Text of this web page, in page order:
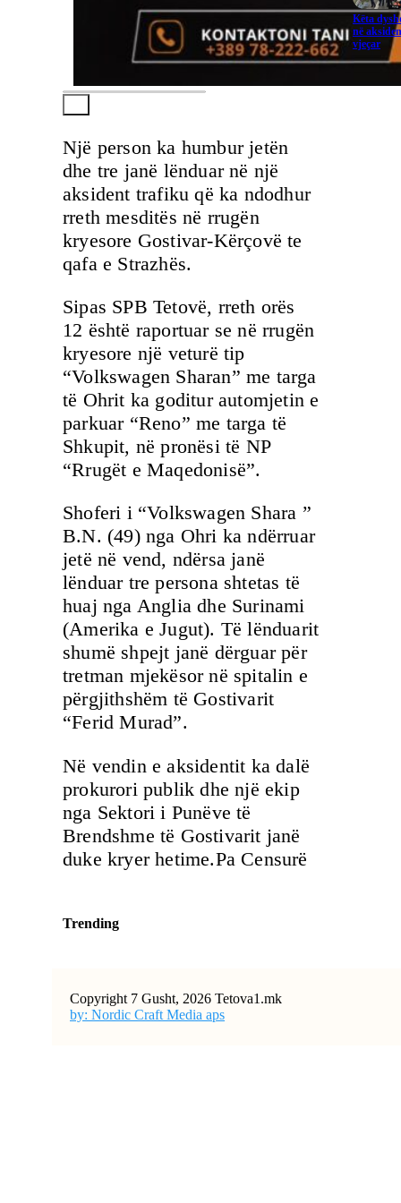
Një person ka humbur jetën
dhe tre janë lënduar në një
aksident trafiku që ka ndodhur
rreth mesditës në rrugën
kryesore Gostivar-Kërçovë te
qafa e Strazhës.
Sipas SPB Tetovë, rreth orës
12 është raportuar se në rrugën
kryesore një veturë tip
“Volkswagen Sharan” me targa
të Ohrit ka goditur automjetin e
parkuar “Reno” me targa të
Shkupit, në pronësi të NP
“Rrugët e Maqedonisë”.
Shoferi i “Volkswagen Shara ”
B.N. (49) nga Ohri ka ndërruar
jetë në vend, ndërsa janë
lënduar tre persona shtetas të
huaj nga Anglia dhe Surinami
(Amerika e Jugut). Të lënduarit
shumë shpejt janë dërguar për
tretman mjekësor në spitalin e
përgjithshëm të Gostivarit
“Ferid Murad”.
Në vendin e aksidentit ka dalë
prokurori publik dhe një ekip
nga Sektori i Punëve të
Brendshme të Gostivarit janë
duke kryer hetime.Pa Censurë
Trending
Këta
në
vjeçar
Copyright 7 Gusht, 2026 Tetova1.mk
by: Nordic Craft Media aps